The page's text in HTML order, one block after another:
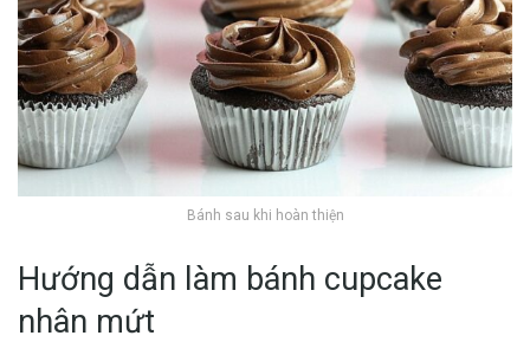
Bánh sau khi hoàn thiện
Hướng dẫn làm bánh cupcake
nhân mứt